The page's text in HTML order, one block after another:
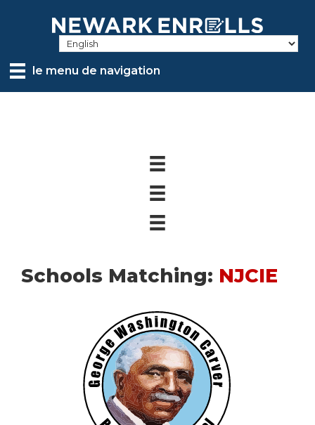
contentle menu de navigation
Schools Matching: NJCIE